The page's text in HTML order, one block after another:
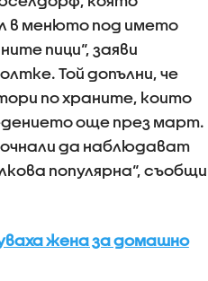
в менюто под името
пици“, заяви
Той допълни, че
по храните, които
още през март.
да наблюдават
популярна“, съобщи
жена за домашно